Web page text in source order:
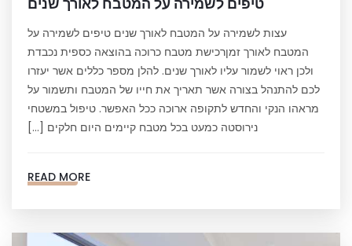
עצות לשמירה על המטבח לאורך שנים טיפים לשמירה על
המטבח לאורך זמןרכישת מטבח כרוכה בהוצאה כספית נכבדת
ולכן ראוי לשמור עליו לאורך שנים. להלן מספר כללים אשר יעזרו
לכם להתנהל בצורה אשר תאריך את חייו של המטבח ותשמור על
מראהו הנקי והחדש לתקופה ארוכה ככל האפשר. טיפול במשטחי
נירוסטה כמעט בכל מטבח קיימים היום חלקים […]
READ MORE